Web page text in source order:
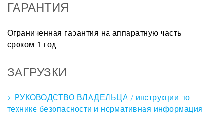
ГАРАНТИЯ
Ограниченная гарантия на аппаратную часть
сроком 1 год
ЗАГРУЗКИ
РУКОВОДСТВО ВЛАДЕЛЬЦА / инструкции по
технике безопасности и нормативная информация